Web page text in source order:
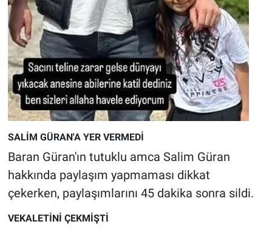
SALİM GÜRAN'A YER VERMEDİ
Baran Güran'ın tutuklu amca Salim Güran
hakkında paylaşım yapmaması dikkat
çekerken, paylaşımlarını 45 dakika sonra sildi.
VEKALETİNİ ÇEKMİŞTİ